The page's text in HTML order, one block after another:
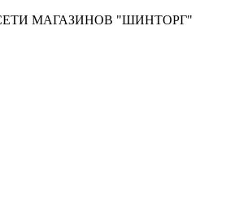
МАГАЗИНОВ "ШИНТОРГ"